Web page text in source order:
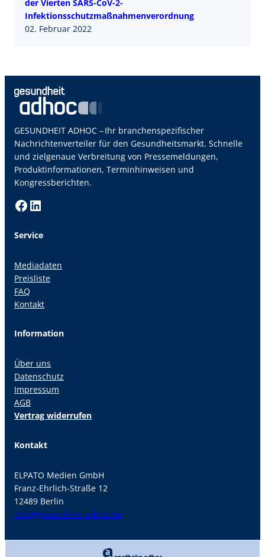
der Vierten SARS-CoV-2-
Infektionsschutzmaßnahmenverordnung
02. Februar 2022
GESUNDHEIT ADHOC – Ihr branchenspezifischer
Nachrichtenverteiler für den Gesundheitsmarkt. Schnelle
und zielgenaue Verbreitung von Pressemeldungen,
Produktinformationen, Terminhinweisen und
Kongressberichten.
Facebook LinkedIn
Service
Mediadaten
Preisliste
FAQ
Kontakt
Information
Über uns
Datenschutz
Impressum
AGB
Vertrag widerrufen
Kontakt
ELPATO Medien GmbH
Franz-Ehrlich-Straße 12
12489 Berlin
info@gesundheit-adhoc.de